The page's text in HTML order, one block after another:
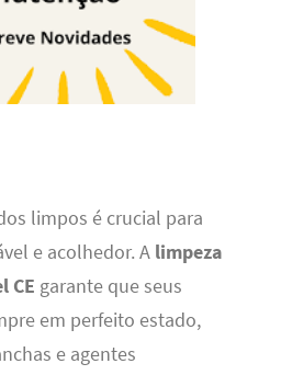
limpos é crucial para
e acolhedor. A limpeza
CE garante que seus
em perfeito estado,
e agentes